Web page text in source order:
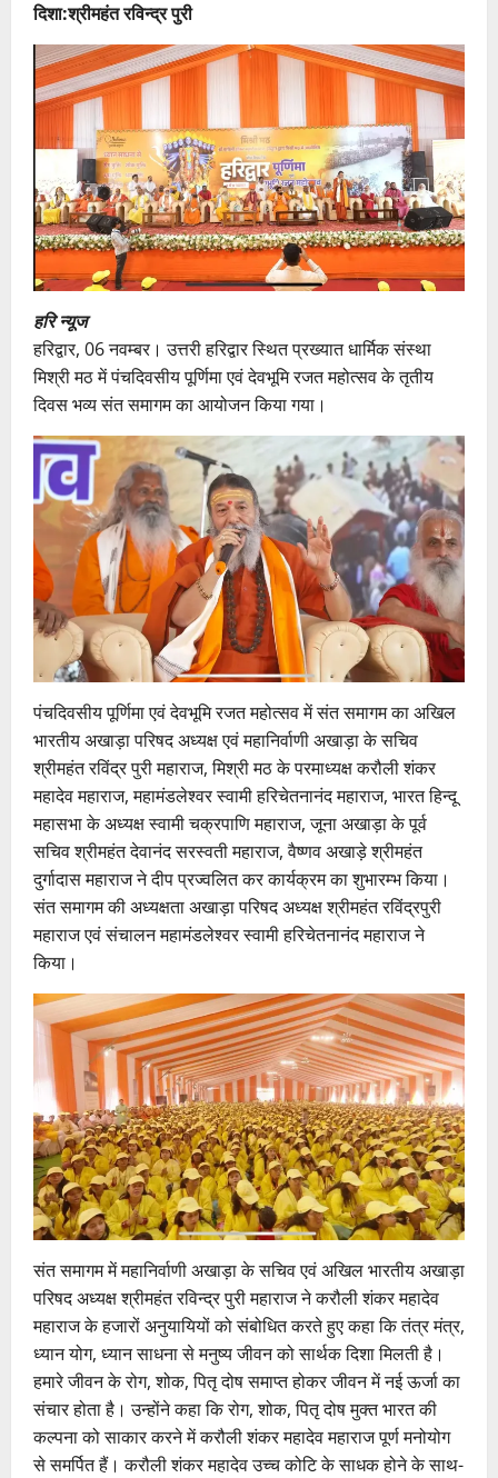
दिशा:श्रीमहंत रविन्द्र पुरी
हरि न्यूज
हरिद्वार, 06 नवम्बर। उत्तरी हरिद्वार स्थित प्रख्यात धार्मिक संस्था
मिश्री मठ में पंचदिवसीय पूर्णिमा एवं देवभूमि रजत महोत्सव के तृतीय
दिवस भव्य संत समागम का आयोजन किया गया।
पंचदिवसीय पूर्णिमा एवं देवभूमि रजत महोत्सव में संत समागम का अखिल
भारतीय अखाड़ा परिषद अध्यक्ष एवं महानिर्वाणी अखाड़ा के सचिव
श्रीमहंत रविंद्र पुरी महाराज, मिश्री मठ के परमाध्यक्ष करौली शंकर
महादेव महाराज, महामंडलेश्वर स्वामी हरिचेतनानंद महाराज, भारत हिन्दू
महासभा के अध्यक्ष स्वामी चक्रपाणि महाराज, जूना अखाड़ा के पूर्व
सचिव श्रीमहंत देवानंद सरस्वती महाराज, वैष्णव अखाड़े श्रीमहंत
दुर्गादास महाराज ने दीप प्रज्वलित कर कार्यक्रम का शुभारम्भ किया।
संत समागम की अध्यक्षता अखाड़ा परिषद अध्यक्ष श्रीमहंत रविंद्रपुरी
महाराज एवं संचालन महामंडलेश्वर स्वामी हरिचेतनानंद महाराज ने
किया।
संत समागम में महानिर्वाणी अखाड़ा के सचिव एवं अखिल भारतीय अखाड़ा
परिषद अध्यक्ष श्रीमहंत रविन्द्र पुरी महाराज ने करौली शंकर महादेव
महाराज के हजारों अनुयायियों को संबोधित करते हुए कहा कि तंत्र मंत्र,
ध्यान योग, ध्यान साधना से मनुष्य जीवन को सार्थक दिशा मिलती है।
हमारे जीवन के रोग, शोक, पितृ दोष समाप्त होकर जीवन में नई ऊर्जा का
संचार होता है। उन्होंने कहा कि रोग, शोक, पितृ दोष मुक्त भारत की
कल्पना को साकार करने में करौली शंकर महादेव महाराज पूर्ण मनोयोग
से समर्पित हैं। करौली शंकर महादेव उच्च कोटि के साधक होने के साथ-